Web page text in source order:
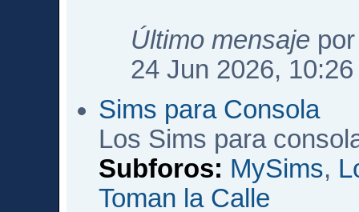
Último mensaje
24 Jun 2026, 10:26
Sims para Consola
Los Sims para
Subforos: MySims,
Toman la Calle